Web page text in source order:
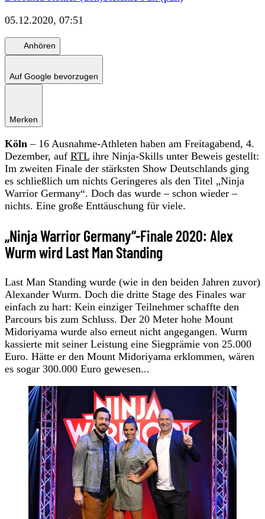
05.12.2020, 07:51
Anhören
Auf Google bevorzugen
Merken
Köln – 16 Ausnahme-Athleten haben am Freitagabend, 4.
Dezember, auf RTL ihre Ninja-Skills unter Beweis gestellt:
Im zweiten Finale der stärksten Show Deutschlands ging
es schließlich um nichts Geringeres als den Titel „Ninja
Warrior Germany“. Doch das wurde – schon wieder –
nichts. Eine große Enttäuschung für viele.
„Ninja Warrior Germany“-Finale 2020: Alex
Wurm wird Last Man Standing
Last Man Standing wurde (wie in den beiden Jahren zuvor)
Alexander Wurm. Doch die dritte Stage des Finales war
einfach zu hart: Kein einziger Teilnehmer schaffte den
Parcours bis zum Schluss. Der 20 Meter hohe Mount
Midoriyama wurde also erneut nicht angegangen. Wurm
kassierte mit seiner Leistung eine Siegprämie von 25.000
Euro. Hätte er den Mount Midoriyama erklommen, wären
es sogar 300.000 Euro gewesen...